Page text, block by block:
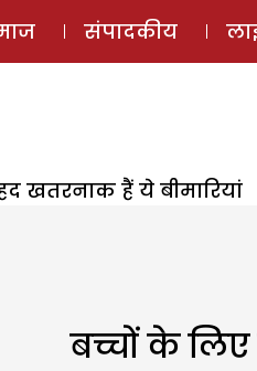
संपादकीय
खतरनाक हैं ये बीमारियां
बच्चों के लिए